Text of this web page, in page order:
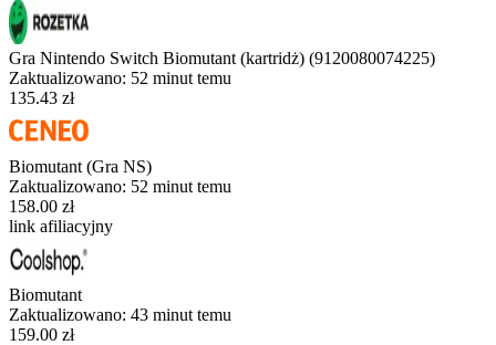
Gra Nintendo Switch Biomutant (kartridż) (9120080074225)
Zaktualizowano: 52 minut temu
135.43 zł
Biomutant (Gra NS)
Zaktualizowano: 52 minut temu
158.00 zł
link afiliacyjny
Biomutant
Zaktualizowano: 43 minut temu
159.00 zł